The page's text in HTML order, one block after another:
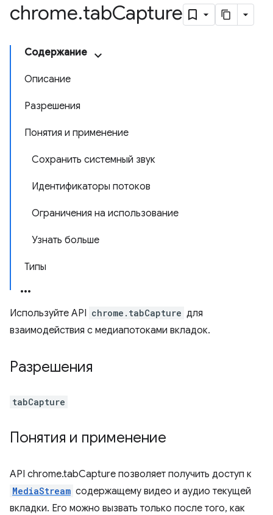
chrome.tabCapture
Содержание
Описание
Разрешения
Понятия и применение
Сохранить системный звук
Идентификаторы потоков
Ограничения на использование
Узнать больше
Типы
Используйте API chrome.tabCapture для
взаимодействия с медиапотоками вкладок.
Разрешения
tabCapture
Понятия и применение
API chrome.tabCapture позволяет получить доступ к
MediaStream содержащему видео и аудио текущей
вкладки. Его можно вызвать только после того, как